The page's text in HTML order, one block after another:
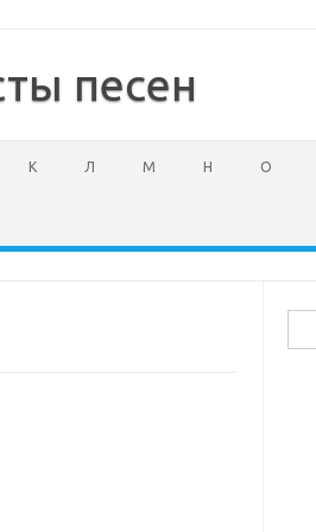
песен
К Л М Н О